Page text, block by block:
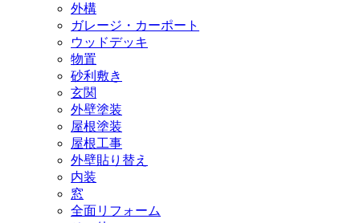
外構
ガレージ・カーポート
ウッドデッキ
物置
砂利敷き
玄関
外壁塗装
屋根塗装
屋根工事
外壁貼り替え
内装
窓
全面リフォーム